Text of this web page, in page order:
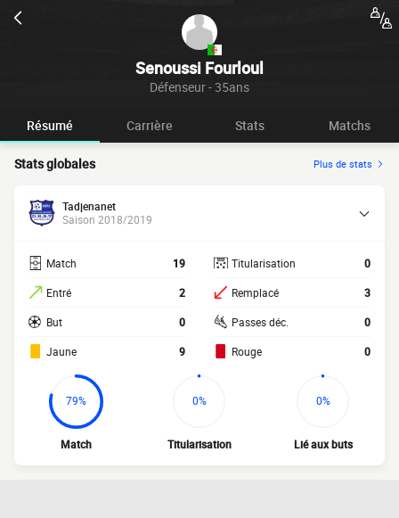
Senoussi Fourloul
Défenseur - 35ans
Résumé Carrière Stats Matchs
Stats globales Plus de stats
Tadjenanet
Saison 2018/2019
Match 19
Entré 2
But 0
Jaune 9
Titularisation 0
Remplacé 3
Passes déc. 0
Rouge 0
79%
Match
0%
Titularisation
0%
Lié aux buts